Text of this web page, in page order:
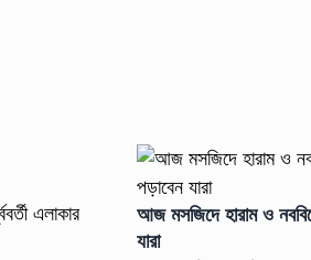
এলাকার
আজ মসজিদে হারাম ও
যারা